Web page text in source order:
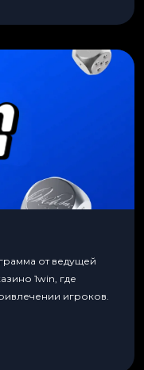
от ведущей
1win, где
игроков.